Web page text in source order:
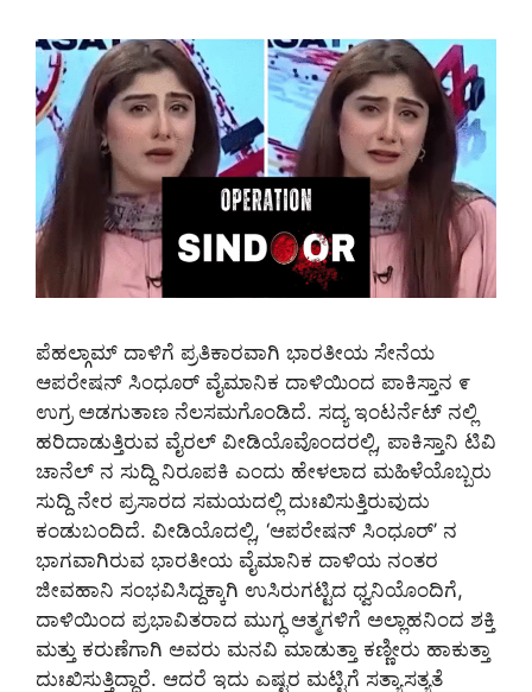
ಪೆಹಲ್ಗಾಮ್ ದಾಳಿಗೆ ಪ್ರತಿಕಾರವಾಗಿ ಭಾರತೀಯ ಸೇನೆಯ
ಆಪರೇಷನ್ ಸಿಂಧೂರ್ ವೈಮಾನಿಕ ದಾಳಿಯಿಂದ ಪಾಕಿಸ್ತಾನ ೯
ಉಗ್ರ ಅಡಗುತಾಣ ನೆಲಸಮಗೊಂಡಿದೆ. ಸದ್ಯ ಇಂಟರ್ನೆಟ್ ನಲ್ಲಿ
ಹರಿದಾಡುತ್ತಿರುವ ವೈರಲ್ ವೀಡಿಯೊವೊಂದರಲ್ಲಿ, ಪಾಕಿಸ್ತಾನಿ ಟಿವಿ
ಚಾನೆಲ್ ನ ಸುದ್ದಿ ನಿರೂಪಕಿ ಎಂದು ಹೇಳಲಾದ ಮಹಿಳೆಯೊಬ್ಬರು
ಸುದ್ದಿ ನೇರ ಪ್ರಸಾರದ ಸಮಯದಲ್ಲಿ ದುಃಖಿಸುತ್ತಿರುವುದು
ಕಂಡುಬಂದಿದೆ. ವೀಡಿಯೊದಲ್ಲಿ, ‘ಆಪರೇಷನ್ ಸಿಂಧೂರ್’ ನ
ಭಾಗವಾಗಿರುವ ಭಾರತೀಯ ವೈಮಾನಿಕ ದಾಳಿಯ ನಂತರ
ಜೀವಹಾನಿ ಸಂಭವಿಸಿದ್ದಕ್ಕಾಗಿ ಉಸಿರುಗಟ್ಟಿದ ಧ್ವನಿಯೊಂದಿಗೆ,
ದಾಳಿಯಿಂದ ಪ್ರಭಾವಿತರಾದ ಮುಗ್ಧ ಆತ್ಮಗಳಿಗೆ ಅಲ್ಲಾಹನಿಂದ ಶಕ್ತಿ
ಮತ್ತು ಕರುಣೆಗಾಗಿ ಅವರು ಮನವಿ ಮಾಡುತ್ತಾ ಕಣ್ಣೀರು ಹಾಕುತ್ತಾ
ದುಃಖಿಸುತ್ತಿದ್ದಾರೆ. ಆದರೆ ಇದು ಎಷ್ಟರ ಮಟ್ಟಿಗೆ ಸತ್ಯಾಸತ್ಯತೆ